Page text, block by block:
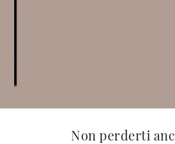
Non perderti